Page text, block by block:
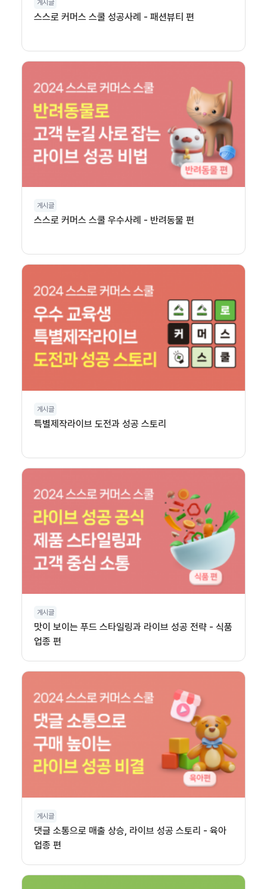
게시글
스스로 커머스 스쿨 성공사례 - 패션뷰티 편
게시글
스스로 커머스 스쿨 우수사례 - 반려동물 편
게시글
특별제작라이브 도전과 성공 스토리
게시글
맛이 보이는 푸드 스타일링과 라이브 성공 전략 - 식품
업종 편
게시글
댓글 소통으로 매출 상승, 라이브 성공 스토리 - 육아
업종 편